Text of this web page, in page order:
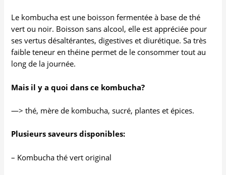
Le kombucha est une boisson fermentée à base de thé
vert ou noir. Boisson sans alcool, elle est appréciée pour
ses vertus désaltérantes, digestives et diurétique. Sa très
faible teneur en théine permet de le consommer tout au
long de la journée.
Mais il y a quoi dans ce kombucha?
—> thé, mère de kombucha, sucré, plantes et épices.
Plusieurs saveurs disponibles:
– Kombucha thé vert original